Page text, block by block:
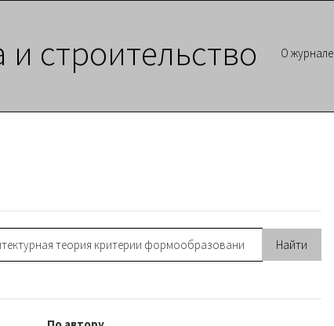
строительство О журнале